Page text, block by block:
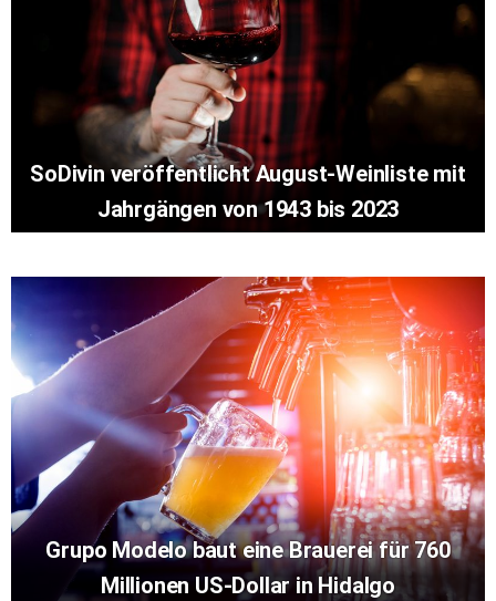
SoDivin veröffentlicht August-Weinliste mit
Jahrgängen von 1943 bis 2023
Grupo Modelo baut eine Brauerei für 760
Millionen US-Dollar in Hidalgo